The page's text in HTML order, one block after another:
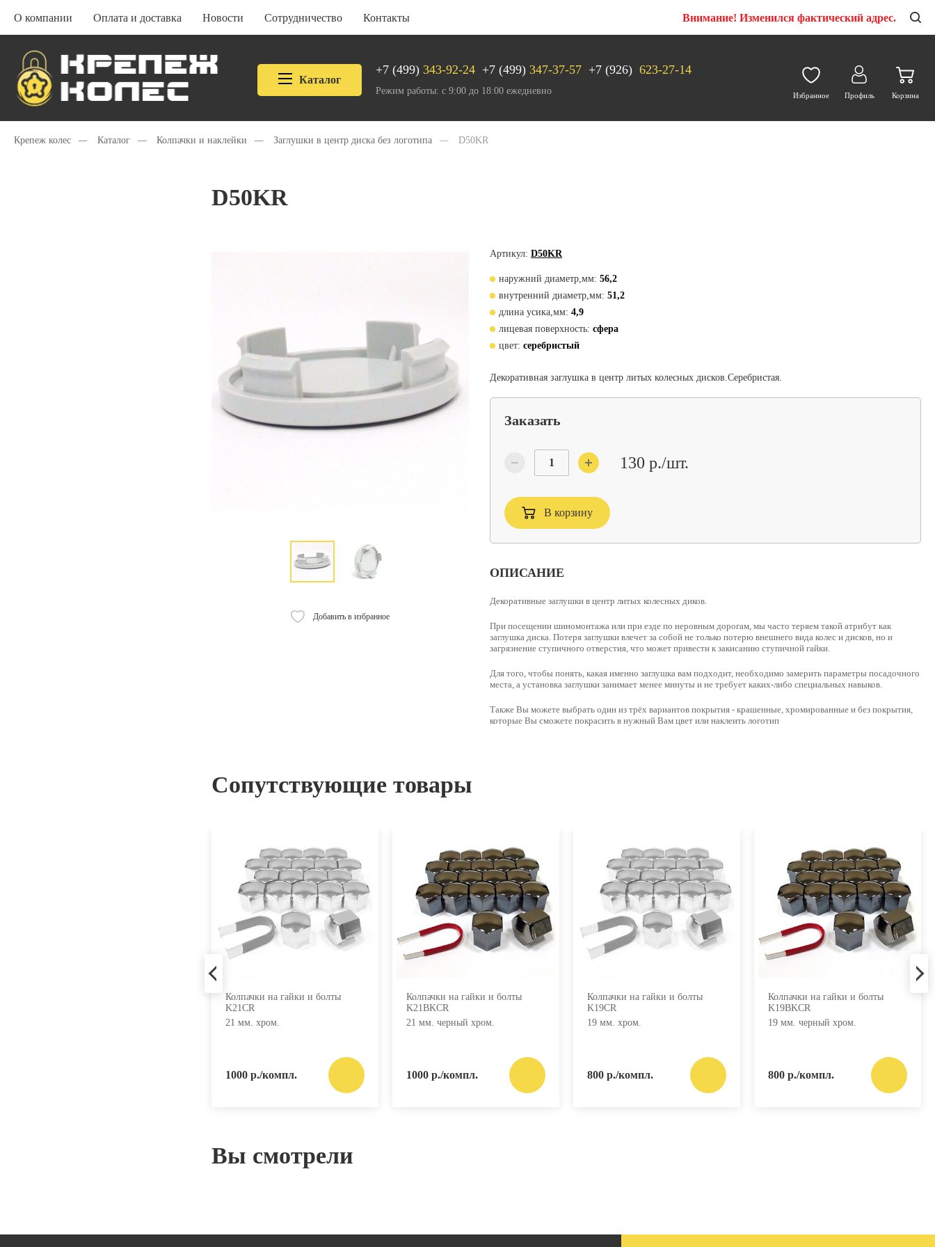
О компании Оплата и доставка Новости Сотрудничество Контакты Внимание! Изменился фактический адрес.
Каталог
+7 (499) 343-92-24 +7 (499) 347-37-57 +7 (926) 623-27-14
Режим работы: с 9:00 до 18:00 ежедневно Избранное Профиль Корзина
Крепеж колес — Каталог — Колпачки и наклейки — Заглушки в центр диска без логотипа — D50KR
D50KR
Добавить в избранное
Артикул: D50KR
наружний диаметр,мм: 56,2
внутренний диаметр,мм: 51,2
длина усика,мм: 4,9
лицевая поверхность: сфера
цвет: серебристый
Декоративная заглушка в центр литых колесных дисков.Серебристая.
Заказать
130 р./шт.
В корзину
ОПИСАНИЕ
Декоративные заглушки в центр литых колесных диков.
При посещении шиномонтажа или при езде по неровным дорогам, мы часто теряем такой атрибут как
заглушка диска. Потеря заглушки влечет за собой не только потерю внешнего вида колес и дисков, но и
загрязнение ступичного отверстия, что может привести к закисанию ступичной гайки.
Для того, чтобы понять, какая именно заглушка вам подходит, необходимо замерить параметры посадочного
места, а установка заглушки занимает менее минуты и не требует каких-либо специальных навыков.
Также Вы можете выбрать один из трёх вариантов покрытия - крашенные, хромированные и без покрытия,
которые Вы сможете покрасить в нужный Вам цвет или наклеить логотип
Сопутствующие товары
Колпачки на гайки и болты
K21CR
21 мм. хром.
1000 р./компл.
Колпачки на гайки и болты
K21BKCR
21 мм. черный хром.
1000 р./компл.
Колпачки на гайки и болты
K19CR
19 мм. хром.
800 р./компл.
Колпачки на гайки и болты
K19BKCR
19 мм. черный хром.
800 р./компл.
Вы смотрели